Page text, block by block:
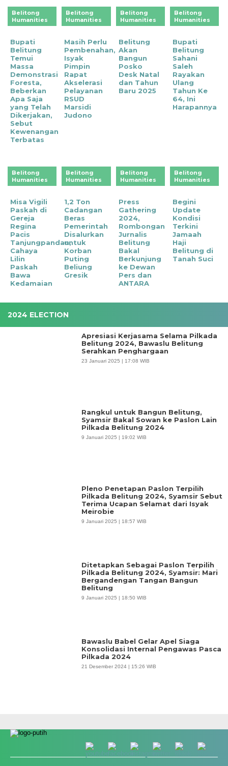
Belitong
Humanities
Bupati
Belitung
Temui
Massa
Demonstrasi
Foresta,
Beberkan
Apa Saja
yang Telah
Dikerjakan,
Sebut
Kewenangan
Terbatas
Belitong
Humanities
Masih Perlu
Pembenahan,
Isyak
Pimpin
Rapat
Akselerasi
Pelayanan
RSUD
Marsidi
Judono
Belitong
Humanities
Belitung
Akan
Bangun
Posko
Desk Natal
dan Tahun
Baru 2025
Belitong
Humanities
Bupati
Belitung
Sahani
Saleh
Rayakan
Ulang
Tahun Ke
64, Ini
Harapannya
Belitong
Humanities
Misa Vigili
Paskah di
Gereja
Regina
Pacis
Tanjungpandan,
Cahaya
Lilin
Paskah
Bawa
Kedamaian
Belitong
Humanities
1,2 Ton
Cadangan
Beras
Pemerintah
Disalurkan
untuk
Korban
Puting
Beliung
Gresik
Belitong
Humanities
Press
Gathering
2024,
Rombongan
Jurnalis
Belitung
Bakal
Berkunjung
ke Dewan
Pers dan
ANTARA
Belitong
Humanities
Begini
Update
Kondisi
Terkini
Jamaah
Haji
Belitung di
Tanah Suci
2024 ELECTION
Apresiasi Kerjasama Selama Pilkada
Belitung 2024, Bawaslu Belitung
Serahkan Penghargaan
23 Januari 2025 | 17:08 WIB
Rangkul untuk Bangun Belitung,
Syamsir Bakal Sowan ke Paslon Lain
Pilkada Belitung 2024
9 Januari 2025 | 19:02 WIB
Pleno Penetapan Paslon Terpilih
Pilkada Belitung 2024, Syamsir Sebut
Terima Ucapan Selamat dari Isyak
Meirobie
9 Januari 2025 | 18:57 WIB
Ditetapkan Sebagai Paslon Terpilih
Pilkada Belitung 2024, Syamsir: Mari
Bergandengan Tangan Bangun
Belitung
9 Januari 2025 | 18:50 WIB
Bawaslu Babel Gelar Apel Siaga
Konsolidasi Internal Pengawas Pasca
Pilkada 2024
21 Desember 2024 | 15:26 WIB